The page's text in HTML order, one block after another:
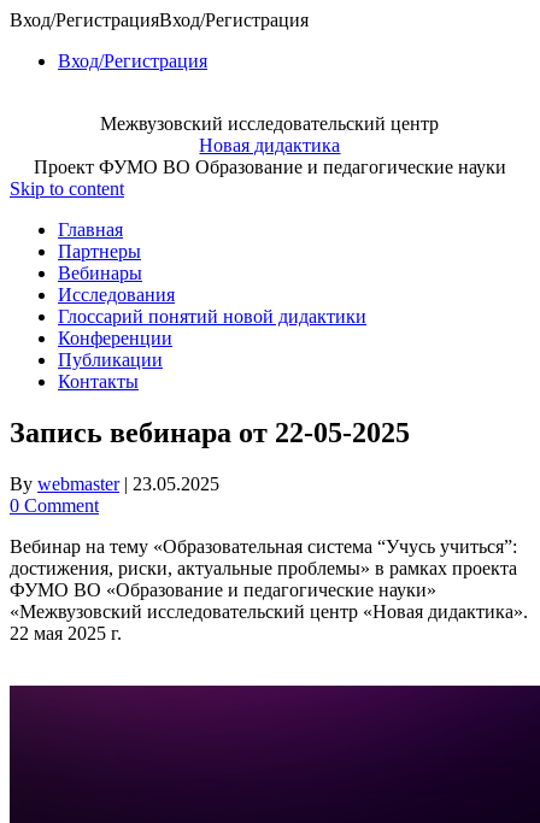
Вход/РегистрацияВход/Регистрация
Вход/Регистрация
Межвузовский исследовательский центр
Новая дидактика
Проект ФУМО ВО Образование и педагогические науки
Skip to content
Главная
Партнеры
Вебинары
Исследования
Глоссарий понятий новой дидактики
Конференции
Публикации
Контакты
Запись вебинара от 22-05-2025
By webmaster | 23.05.2025
0 Comment
Вебинар на тему «Образовательная система “Учусь учиться”:
достижения, риски, актуальные проблемы» в рамках проекта
ФУМО ВО «Образование и педагогические науки»
«Межвузовский исследовательский центр «Новая дидактика».
22 мая 2025 г.